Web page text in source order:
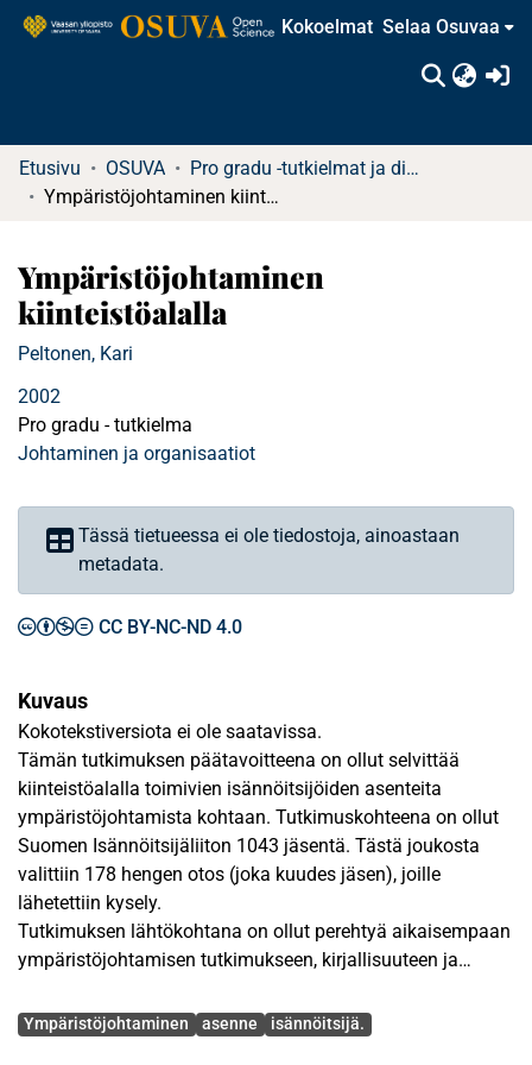
Kokoelmat Selaa Osuvaa
Etusivu OSUVA
Pro gradu -tutkielmat ja diplomityöt
Ympäristöjohtaminen kiinteistöalalla
Ympäristöjohtaminen
kiinteistöalalla
Peltonen, Kari
2002
Pro gradu - tutkielma
Johtaminen ja organisaatiot
Tässä tietueessa ei ole tiedostoja, ainoastaan
metadata.
CC BY-NC-ND 4.0
Kuvaus
Kokotekstiversiota ei ole saatavissa.
Tämän tutkimuksen päätavoitteena on ollut selvittää
kiinteistöalalla toimivien isännöitsijöiden asenteita
ympäristöjohtamista kohtaan. Tutkimuskohteena on ollut
Suomen Isännöitsijäliiton 1043 jäsentä. Tästä joukosta
valittiin 178 hengen otos (joka kuudes jäsen), joille
lähetettiin kysely.
Tutkimuksen lähtökohtana on ollut perehtyä aikaisempaan
ympäristöjohtamisen tutkimukseen, kirjallisuuteen ja
oleellista perehtyä myös alan keskeisiin käsitteisiin kuten
Avainsanat
Ympäristöjohtaminen asenne isännöitsijä.